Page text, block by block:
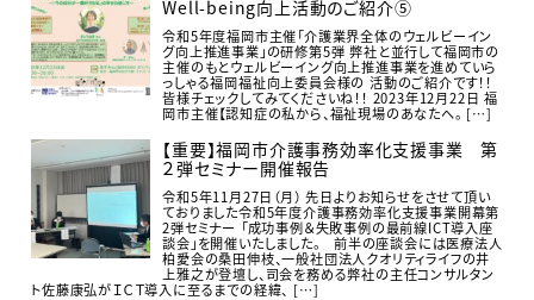
Well-being向上活動のご紹介⑤
令和5年度福岡市主催「介護業界全体のウェルビーイン
グ向上推進事業」の研修第5弾 弊社と並行して福岡市の
主催のもとウェルビーイング向上推進事業を進めていら
っしゃる福岡福祉向上委員会様の 活動のご紹介です！！
皆様チェックしてみてくださいね！！ 2023年12月22日 福
岡市主催【認知症の私から、福祉現場のあなたへ。 […]
【重要】福岡市介護事務効率化支援事業 第
２弾セミナー開催報告
令和5年11月27日（月） 先日よりお知らせをさせて頂い
ておりました令和5年度介護事務効率化支援事業開幕第
2弾セミナー 「成功事例＆失敗事例の最前線ICT導入座
談会」を開催いたしました。 前半の座談会には医療法人
柏愛会の桑田伸枝、一般社団法人クオリティライフの井
上雅之が登壇し、司会を務める弊社の主任コンサルタン
ト佐藤康弘がＩＣＴ導入に至るまでの経緯、 […]